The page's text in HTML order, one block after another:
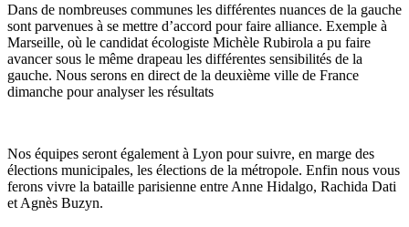
Dans de nombreuses communes les différentes nuances de la gauche
sont parvenues à se mettre d’accord pour faire alliance. Exemple à
Marseille, où le candidat écologiste Michèle Rubirola a pu faire
avancer sous le même drapeau les différentes sensibilités de la
gauche. Nous serons en direct de la deuxième ville de France
dimanche pour analyser les résultats
Nos équipes seront également à Lyon pour suivre, en marge des
élections municipales, les élections de la métropole. Enfin nous vous
ferons vivre la bataille parisienne entre Anne Hidalgo, Rachida Dati
et Agnès Buzyn.